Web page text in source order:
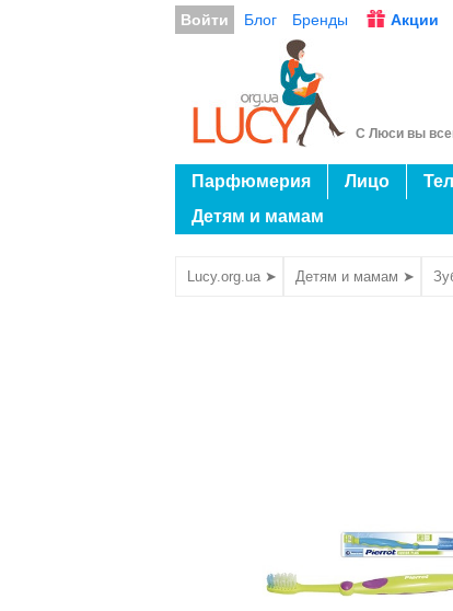
Войти Блог Бренды Акции
С Люси вы
Парфюмерия Лицо
Детям и мамам
Lucy.org.ua ➤ Детям и мамам ➤